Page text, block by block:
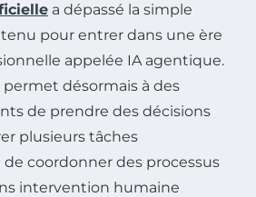
a dépassé la simple
pour entrer dans une ère
appelée IA agentique.
désormais à des
de prendre des décisions
plusieurs tâches
coordonner des processus
intervention humaine